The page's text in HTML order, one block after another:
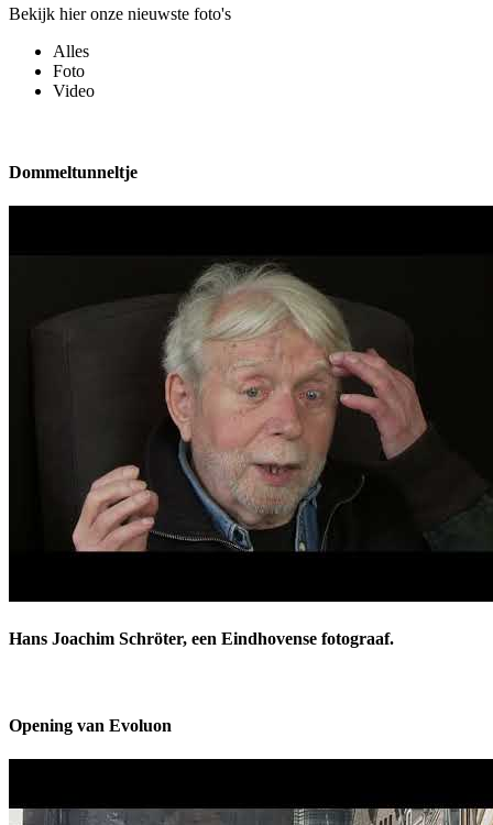
Bekijk hier onze nieuwste foto's
Alles
Foto
Video
Dommeltunneltje
Hans Joachim Schröter, een Eindhovense fotograaf.
Opening van Evoluon